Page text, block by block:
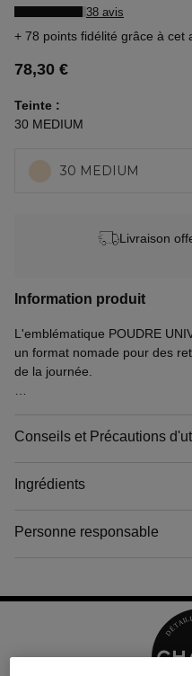
38 avis
78 points fidélité grâce à cet
78,30 €
Teinte
30 MEDIUM
30 MEDIUM
Livraison
Information produit
L'emblématique POUDRE
un format nomade pour des
de la journée.
matifie la peau sans marquer
Doté d'un miroir et d'une
Conseils et Précautions
Ingrédients
Personne responsable